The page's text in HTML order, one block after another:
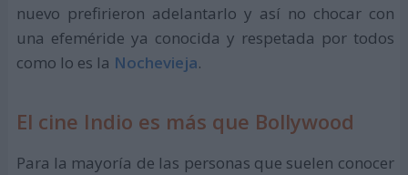
nuevo prefirieron adelantarlo y así no chocar con
una efeméride ya conocida y respetada por todos
como lo es la Nochevieja.
El cine Indio es más que Bollywood
Para la mayoría de las personas que suelen conocer